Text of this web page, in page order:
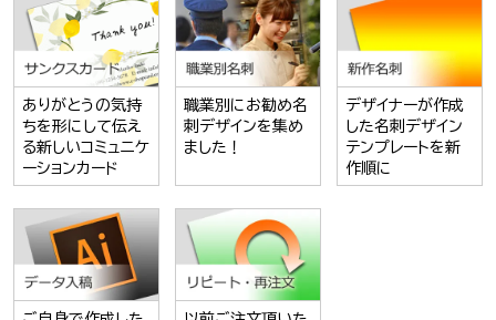
ありがとうの気持
ちを形にして伝え
る新しいコミュニケ
ーションカード
職業別にお勧め名
刺デザインを集め
ました！
デザイナーが作成
した名刺デザイン
テンプレートを新
作順に